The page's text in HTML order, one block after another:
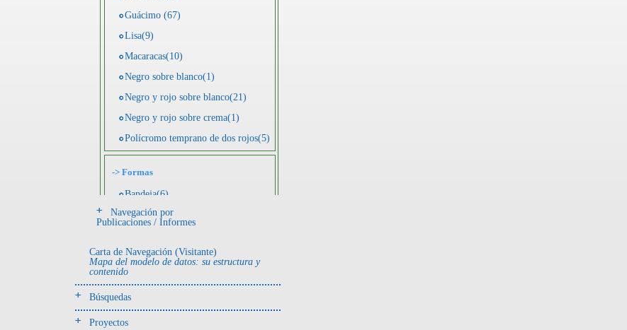
Guácimo (67)
Lisa(9)
Macaracas(10)
Negro sobre blanco(1)
Negro y rojo sobre blanco(21)
Negro y rojo sobre crema(1)
Polícromo temprano de dos rojos(5)
-> Formas
Bandeja(6)
Botella(4)
Efigie antropomorfa(24)
Efigie híbrida(2)
Efigie zoomorfa(56)
Navegación por
Publicaciones / Informes
Carta de Navegación (Visitante)
Mapa del modelo de datos: su estructura y
contenido
Búsquedas
Proyectos